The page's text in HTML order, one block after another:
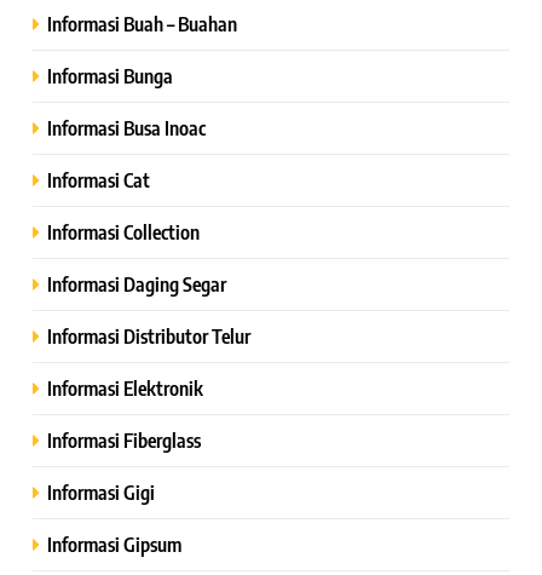
Informasi Buah – Buahan
Informasi Bunga
Informasi Busa Inoac
Informasi Cat
Informasi Collection
Informasi Daging Segar
Informasi Distributor Telur
Informasi Elektronik
Informasi Fiberglass
Informasi Gigi
Informasi Gipsum